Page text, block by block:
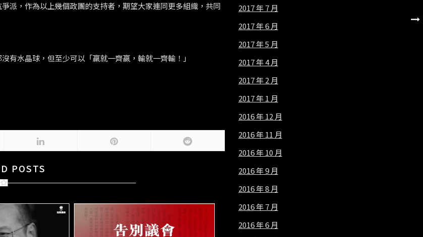
派，作為以上幾個政團的支持者，期望大家連同更多組織，共同
有水晶球，但至少可以「羸就一齊嬴，輸就一齊輸！」
POSTS
2017 年 7 月
2017 年 6 月
2017 年 5 月
2017 年 4 月
2017 年 2 月
2017 年 1 月
2016 年 12 月
2016 年 11 月
2016 年 10 月
2016 年 9 月
2016 年 8 月
2016 年 7 月
2016 年 6 月